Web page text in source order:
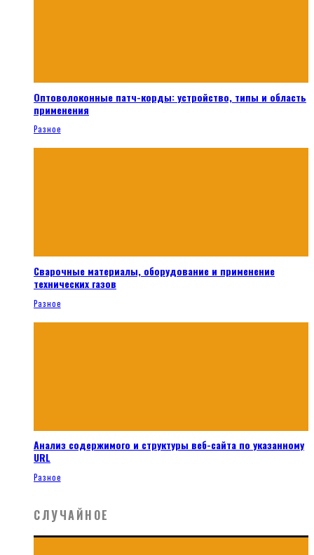
Оптоволоконные патч-корды: устройство, типы и область
применения
Разное
Сварочные материалы, оборудование и применение
технических газов
Разное
Анализ содержимого и структуры веб-сайта по указанному
URL
Разное
СЛУЧАЙНОЕ